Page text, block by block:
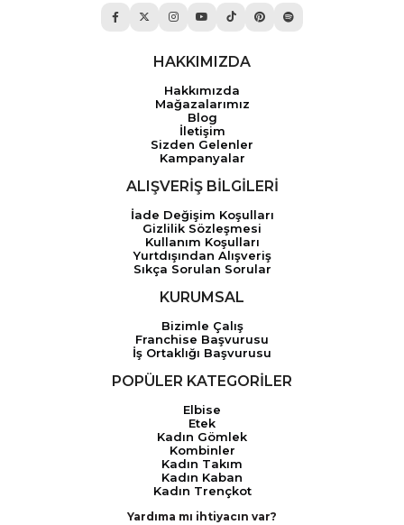
HAKKIMIZDA
Hakkımızda
Mağazalarımız
Blog
İletişim
Sizden Gelenler
Kampanyalar
ALIŞVERİŞ BİLGİLERİ
İade Değişim Koşulları
Gizlilik Sözleşmesi
Kullanım Koşulları
Yurtdışından Alışveriş
Sıkça Sorulan Sorular
KURUMSAL
Bizimle Çalış
Franchise Başvurusu
İş Ortaklığı Başvurusu
POPÜLER KATEGORİLER
Elbise
Etek
Kadın Gömlek
Kombinler
Kadın Takım
Kadın Kaban
Kadın Trençkot
Yardıma mı ihtiyacın var?